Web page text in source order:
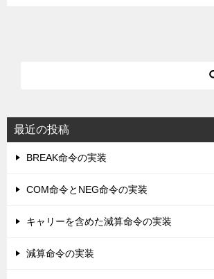
最近の投稿
BREAK命令の実装
COM命令とNEG命令の実装
キャリーを含めた減算命令の実装
減算命令の実装